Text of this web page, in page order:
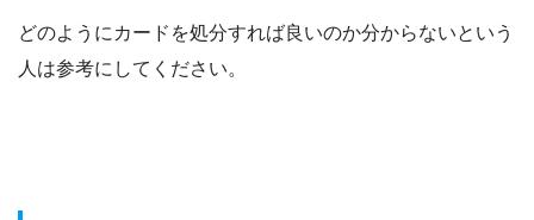
どのようにカードを処分すれば良いのか分からないという
人は参考にしてください。